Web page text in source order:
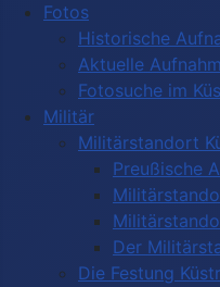
Fotos
Historische
Aktuelle
Fotosuche im
Militär
Militärstandort
Preußische
Der
Die Festung